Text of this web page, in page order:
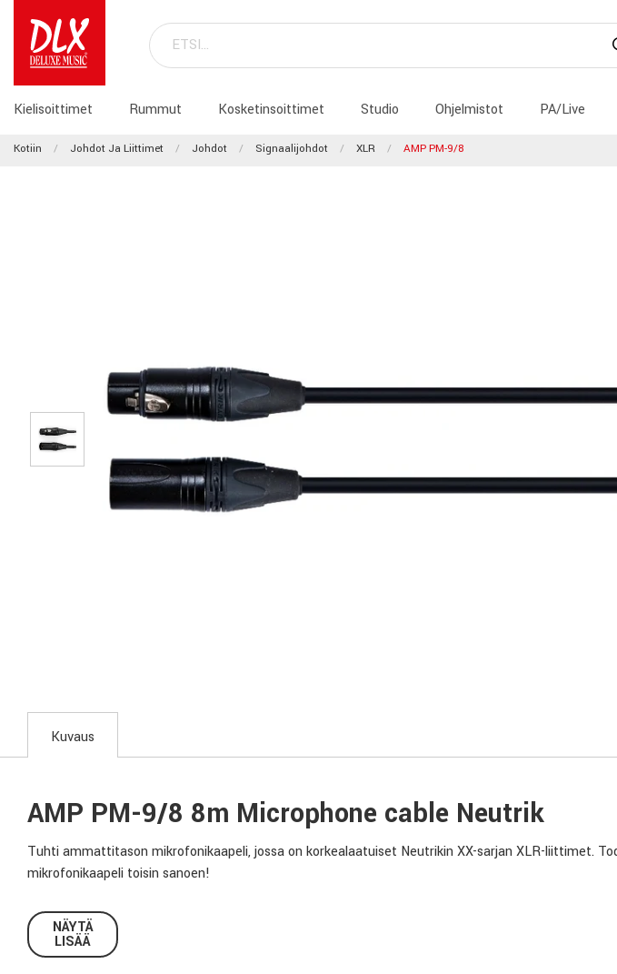
Kielisoittimet Rummut Kosketinsoittimet Studio Ohjelmistot PA/Live
Kotiin Johdot Ja Liittimet Johdot Signaalijohdot XLR AMP PM-9/8
Kuvaus
AMP PM-9/8 8m Microphone cable Neutrik
Tuhti ammattitason mikrofonikaapeli, jossa on korkealaatuiset Neutrikin XX-sarjan XLR-liittimet.
mikrofonikaapeli toisin sanoen!
Tekniset tiedot:
Malli:
PM-9/8
NÄYTÄ
LISÄÄ